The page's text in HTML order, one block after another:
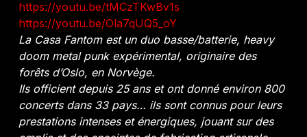
https://youtu.be/tMCzTKwBv1s
https://youtu.be/Ola7qUQ5_oY
La Casa Fantom est un duo basse/batterie, heavy
doom metal punk expérimental, originaire des
forêts d’Oslo, en Norvège.
Ils officient depuis 25 ans et ont donné environ 800
concerts dans 33 pays… ils sont connus pour leurs
prestations intenses et énergiques, jouant sur des